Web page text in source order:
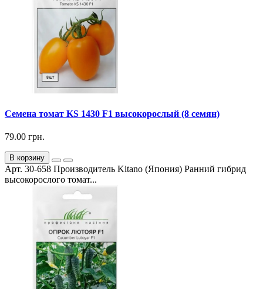
Семена томат KS 1430 F1 высокорослый (8 семян)
79.00 грн.
В корзину
Арт. 30-658 Производитель Kitano (Япония) Ранний гибрид
высокорослого томат...